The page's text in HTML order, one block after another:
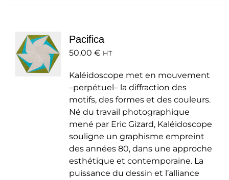
Pacifica
50.00 € HT
Kaléidoscope met en mouvement
–perpétuel– la diffraction des
motifs, des formes et des couleurs.
Né du travail photographique
mené par Eric Gizard, Kaléidoscope
souligne un graphisme empreint
des années 80, dans une approche
esthétique et contemporaine. La
puissance du dessin et l’alliance